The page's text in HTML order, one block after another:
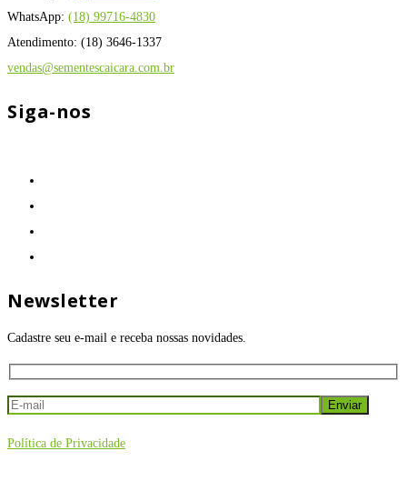
WhatsApp: (18) 99716-4830
Atendimento: (18) 3646-1337
vendas@sementescaicara.com.br
Siga-nos
Newsletter
Cadastre seu e-mail e receba nossas novidades.
Política de Privacidade